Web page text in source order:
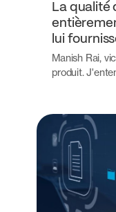
La qualité
lui
Manish Rai,
produit.